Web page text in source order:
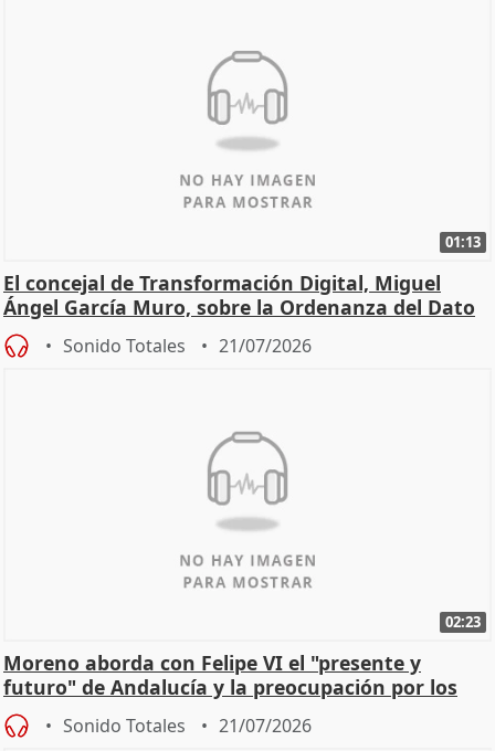
01:13
El concejal de Transformación Digital, Miguel
Ángel García Muro, sobre la Ordenanza del Dato
Sonido Totales 21/07/2026
02:23
Moreno aborda con Felipe VI el "presente y
futuro" de Andalucía y la preocupación por los
incendios
Sonido Totales 21/07/2026